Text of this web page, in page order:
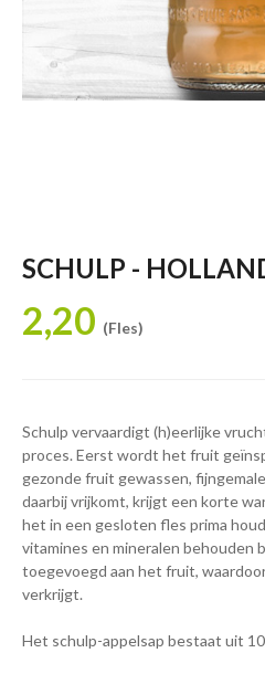
SCHULP -
2,20 (Fles)
Schulp vervaardigt (h)eerlijke
proces. Eerst wordt het fruit
gezonde fruit gewassen,
daarbij vrijkomt, krijgt een korte
het in een gesloten fles prima
vitamines en mineralen behouden
toegevoegd aan het fruit,
verkrijgt.
Het schulp-appelsap bestaat uit